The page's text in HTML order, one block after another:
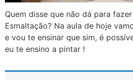
Quem disse que não dá para
Esmaltação? Na aula de hoje
e vou te ensinar que sim, é
eu te ensino a pintar !